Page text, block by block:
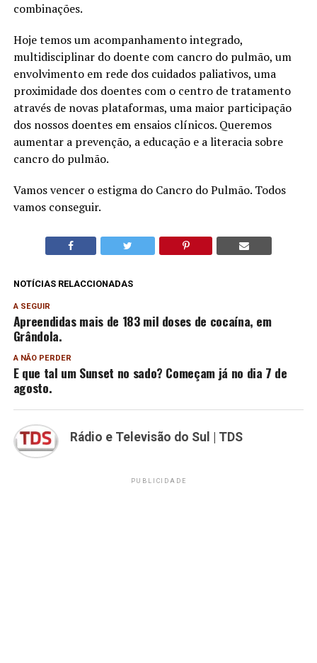
combinações.
Hoje temos um acompanhamento integrado,
multidisciplinar do doente com cancro do pulmão, um
envolvimento em rede dos cuidados paliativos, uma
proximidade dos doentes com o centro de tratamento
através de novas plataformas, uma maior participação
dos nossos doentes em ensaios clínicos. Queremos
aumentar a prevenção, a educação e a literacia sobre
cancro do pulmão.
Vamos vencer o estigma do Cancro do Pulmão. Todos
vamos conseguir.
NOTÍCIAS RELACCIONADAS
A SEGUIR
Apreendidas mais de 183 mil doses de cocaína, em
Grândola.
A NÃO PERDER
E que tal um Sunset no sado? Começam já no dia 7 de
agosto.
Rádio e Televisão do Sul | TDS
PUBLICIDADE